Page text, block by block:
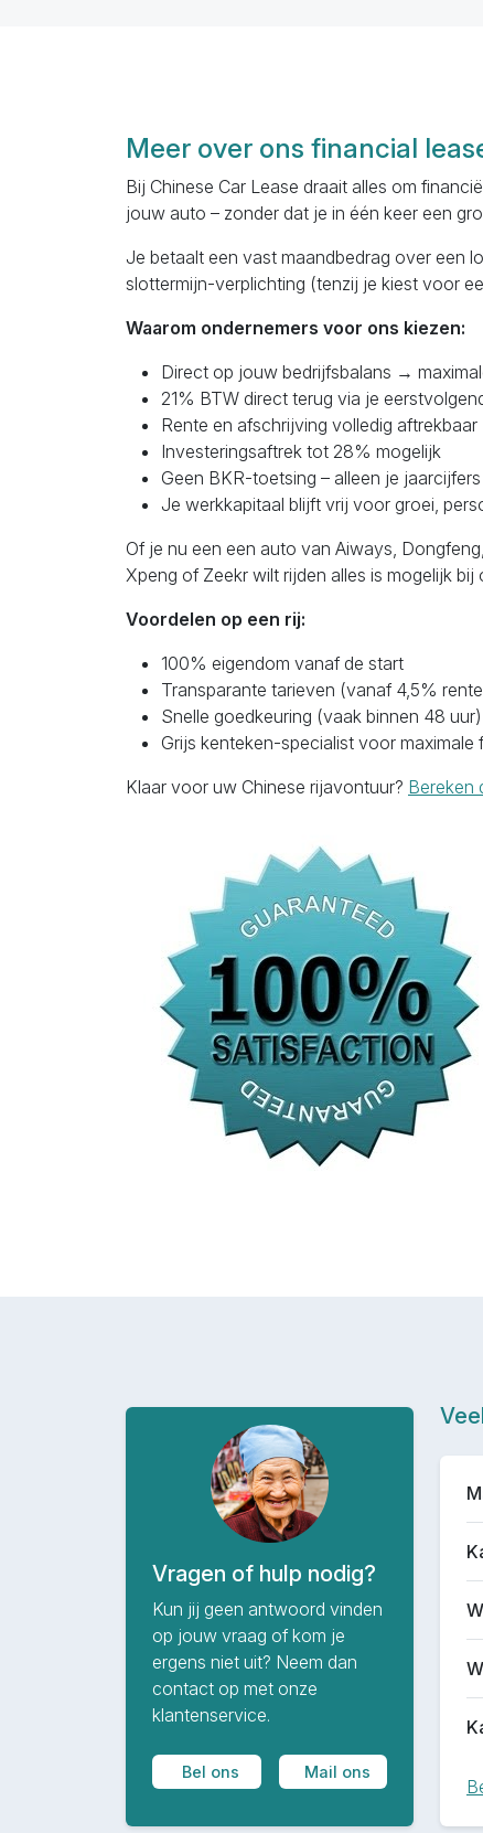
Meer over ons financial
Bij Chinese Car Lease draait alles om
jouw auto – zonder dat je in één keer een
Je betaalt een vast maandbedrag over een
slottermijn-verplichting (tenzij je kiest voor
Waarom ondernemers voor ons kiezen:
Direct op jouw bedrijfsbalans →
21% BTW direct terug via je
Rente en afschrijving volledig aftrekbaar
Investeringsaftrek tot 28% mogelijk
Geen BKR-toetsing – alleen je
Je werkkapitaal blijft vrij voor groei,
Of je nu een een auto van Aiways,
Xpeng of Zeekr wilt rijden alles is mogelijk bij
Voordelen op een rij:
100% eigendom vanaf de start
Transparante tarieven (vanaf 4,5%
Snelle goedkeuring (vaak binnen 48 uur)
Grijs kenteken-specialist voor maximale
Klaar voor uw Chinese rijavontuur? Bereken
Vragen of hulp nodig?
Kun jij geen antwoord vinden
op jouw vraag of kom je
ergens niet uit? Neem dan
contact op met onze
klantenservice.
Bel ons Mail ons